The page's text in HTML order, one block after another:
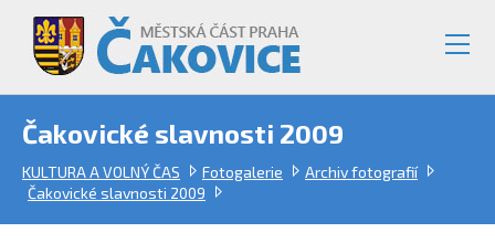
Čakovické slavnosti 2009
KULTURA A VOLNÝ ČAS Fotogalerie
Archiv fotografií
Čakovické slavnosti 2009